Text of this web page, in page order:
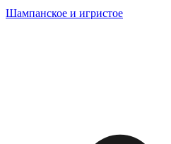
Шампанское и игристое